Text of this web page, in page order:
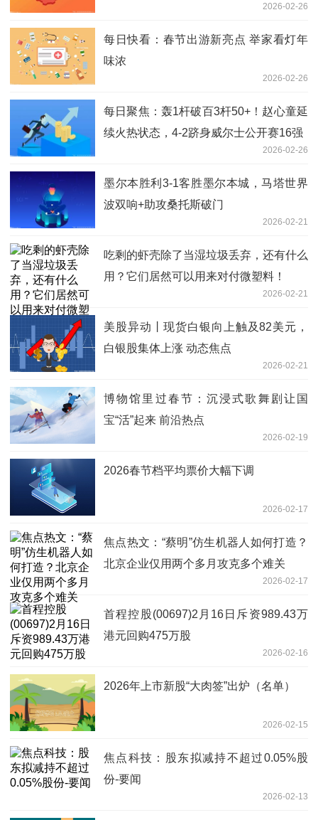
2026-02-26
每日快看：春节出游新亮点 举家看灯年
味浓
2026-02-26
每日聚焦：轰1杆破百3杆50+！赵心童延
续火热状态，4-2跻身威尔士公开赛16强
2026-02-26
墨尔本胜利3-1客胜墨尔本城，马塔世界
波双响+助攻桑托斯破门
2026-02-21
吃剩的虾壳除了当湿垃圾丢弃，还有什么
用？它们居然可以用来对付微塑料！
2026-02-21
美股异动丨现货白银向上触及82美元，
白银股集体上涨 动态焦点
2026-02-21
博物馆里过春节：沉浸式歌舞剧让国
宝“活”起来 前沿热点
2026-02-19
2026春节档平均票价大幅下调
2026-02-17
焦点热文：“蔡明”仿生机器人如何打造？
北京企业仅用两个多月攻克多个难关
2026-02-17
首程控股(00697)2月16日斥资989.43万
港元回购475万股
2026-02-16
2026年上市新股“大肉签”出炉（名单）
2026-02-15
焦点科技：股东拟减持不超过0.05%股
份-要闻
2026-02-13